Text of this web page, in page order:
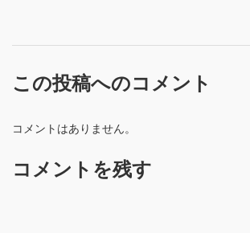
この投稿へのコメント
コメントはありません。
コメントを残す